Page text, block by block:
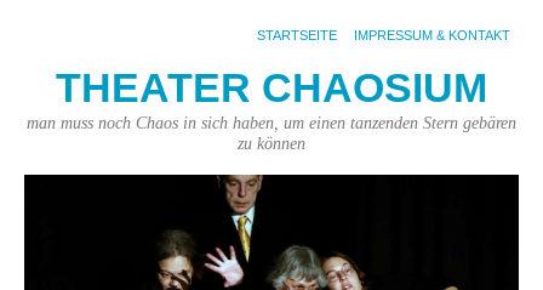
STARTSEITE IMPRESSUM & KONTAKT
THEATER CHAOSIUM
man muss noch Chaos in sich haben, um einen tanzenden Stern gebären
zu können